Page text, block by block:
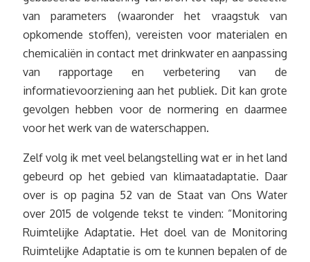
van parameters (waaronder het vraagstuk van
opkomende stoffen), vereisten voor materialen en
chemicaliën in contact met drinkwater en aanpassing
van rapportage en verbetering van de
informatievoorziening aan het publiek. Dit kan grote
gevolgen hebben voor de normering en daarmee
voor het werk van de waterschappen.
Zelf volg ik met veel belangstelling wat er in het land
gebeurd op het gebied van klimaatadaptatie. Daar
over is op pagina 52 van de Staat van Ons Water
over 2015 de volgende tekst te vinden: “Monitoring
Ruimtelijke Adaptatie. Het doel van de Monitoring
Ruimtelijke Adaptatie is om te kunnen bepalen of de